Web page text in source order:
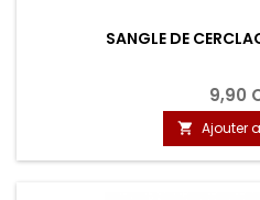
SANGLE DE
9,90
 Ajouter